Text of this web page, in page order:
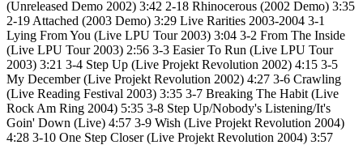
(Unreleased Demo 2002) 3:42 2-18 Rhinocerous (2002 Demo) 3:35
2-19 Attached (2003 Demo) 3:29 Live Rarities 2003-2004 3-1
Lying From You (Live LPU Tour 2003) 3:04 3-2 From The Inside
(Live LPU Tour 2003) 2:56 3-3 Easier To Run (Live LPU Tour
2003) 3:21 3-4 Step Up (Live Projekt Revolution 2002) 4:15 3-5
My December (Live Projekt Revolution 2002) 4:27 3-6 Crawling
(Live Reading Festival 2003) 3:35 3-7 Breaking The Habit (Live
Rock Am Ring 2004) 5:35 3-8 Step Up/Nobody's Listening/It's
Goin' Down (Live) 4:57 3-9 Wish (Live Projekt Revolution 2004)
4:28 3-10 One Step Closer (Live Projekt Revolution 2004) 3:57